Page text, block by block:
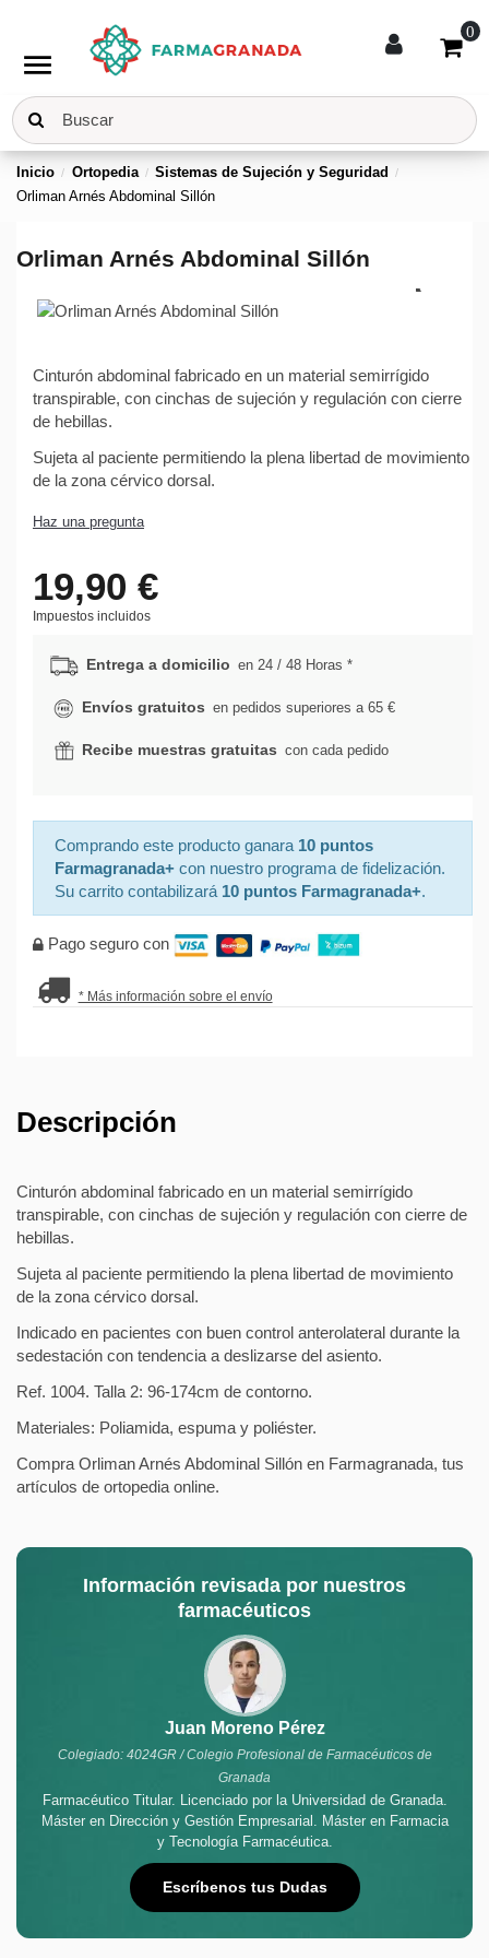
menu
0
Inicio Ortopedia
Sistemas de Sujeción y Seguridad
Orliman Arnés Abdominal Sillón
Orliman Arnés Abdominal Sillón
Cinturón abdominal fabricado en un material semirrígido
transpirable, con cinchas de sujeción y regulación con cierre
de hebillas.
Sujeta al paciente permitiendo la plena libertad de movimiento
de la zona cérvico dorsal.
Haz una pregunta
19,90 €
Impuestos incluidos
Entrega a domicilio en 24 / 48 Horas *
Envíos gratuitos en pedidos superiores a 65 €
Recibe muestras gratuitas con cada pedido
Comprando este producto ganara 10 puntos
Farmagranada+con nuestro programa de fidelización.
Su carrito contabilizará 10 puntos Farmagranada+.
Pago seguro con
* Más información sobre el envío
Descripción
Cinturón abdominal fabricado en un material semirrígido
transpirable, con cinchas de sujeción y regulación con cierre de
hebillas.
Sujeta al paciente permitiendo la plena libertad de movimiento
de la zona cérvico dorsal.
Indicado en pacientes con buen control anterolateral durante la
sedestación con tendencia a deslizarse del asiento.
Ref. 1004. Talla 2: 96-174cm de contorno.
Materiales: Poliamida, espuma y poliéster.
Compra Orliman Arnés Abdominal Sillón en Farmagranada, tus
artículos de ortopedia online.
Información revisada por nuestros
farmacéuticos
Juan Moreno Pérez
Colegiado: 4024GR / Colegio Profesional de Farmacéuticos de
Granada
Farmacéutico Titular. Licenciado por la Universidad de Granada.
Máster en Dirección y Gestión Empresarial. Máster en Farmacia
y Tecnología Farmacéutica.
Escríbenos tus Dudas